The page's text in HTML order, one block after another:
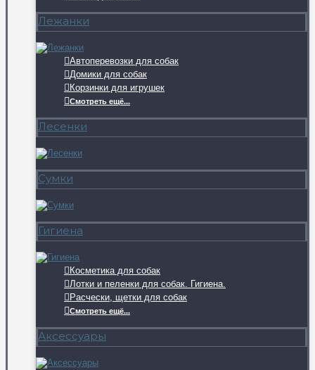
Лежанки
Автоперевозки для собак
Домики для собак
Корзинки для игрушек
Смотреть ещё...
Лесенки
Сумки
Гигиена
Косметика для собак
Лотки и пеленки для собак. Гигиена.
Расчески, щетки для собак
Смотреть ещё...
Аксессуары